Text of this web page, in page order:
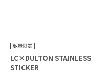
LC×DULTON STAINLESS
STICKER